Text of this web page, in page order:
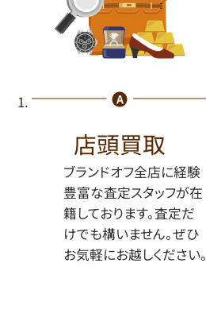
店頭買取
ブランドオフ全店に経験
豊富な査定スタッフが在
籍しております。査定だ
けでも構いません。ぜひ
お気軽にお越しください。